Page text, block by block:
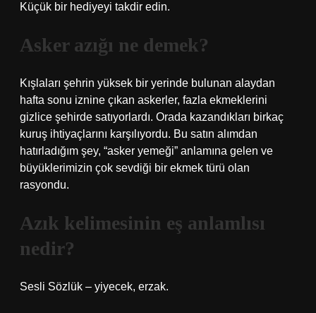
Küçük bir hediyeyi takdir edin.
Asker azığı ne demek?
Kışlaları şehrin yüksek bir yerinde bulunan alaydan
hafta sonu iznine çıkan askerler, fazla ekmeklerini
gizlice şehirde satıyorlardı. Orada kazandıkları birkaç
kuruş ihtiyaçlarını karşılıyordu. Bu satın alımdan
hatırladığım şey, “asker yemeği” anlamına gelen ve
büyüklerimizin çok sevdiği bir ekmek türü olan
rasyondu.
Azık kelimesinin eş anlamlısı
nedir?
Sesli Sözlük – yiyecek, erzak.